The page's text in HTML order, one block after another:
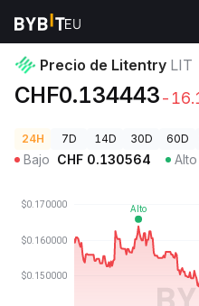
Precios de Criptomonedas
Precio de Litentry LIT
CHF0.134443-
24H 7D 14D 30D 60D
Bajo CHF 0.130564 Alto